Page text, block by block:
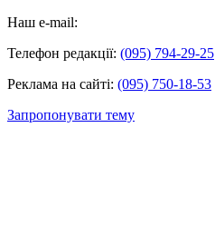
Наш e-mail:
Телефон редакції: (095) 794-29-25
Реклама на сайті: (095) 750-18-53
Запропонувати тему